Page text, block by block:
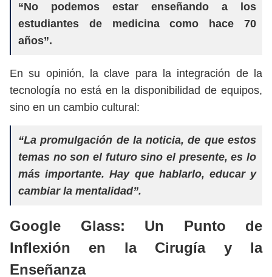
“No podemos estar enseñando a los
estudiantes de medicina como hace 70
años”.
En su opinión, la clave para la integración de la
tecnología no está en la disponibilidad de equipos,
sino en un cambio cultural:
“La promulgación de la noticia, de que estos
temas no son el futuro sino el presente, es lo
más importante. Hay que hablarlo, educar y
cambiar la mentalidad”.
Google Glass: Un Punto de
Inflexión en la Cirugía y la
Enseñanza